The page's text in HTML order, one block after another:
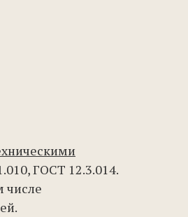
ГОСТ 12.3.014.
числе